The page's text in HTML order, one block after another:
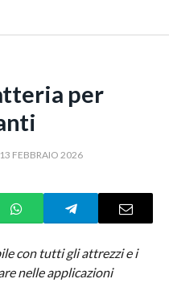
per
13 FEBBRAIO 2026
con tutti gli attrezzi e i
nelle applicazioni